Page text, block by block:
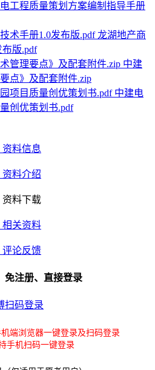
工程质量策划方案编制指导手册
龙湖地产商
版.pdf
中建
点》及配套附件.zip
中建电
创优策划书.pdf
资料信息
资料介绍
资料下载
相关资料
评论反馈
免注册、直接登录
扫码登录
端浏览器一键登录及扫码登录
手机扫码一键登录